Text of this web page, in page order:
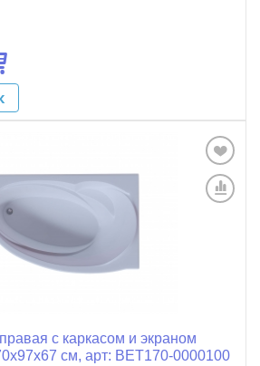
с каркасом и экраном
см, арт: BET170-0000100